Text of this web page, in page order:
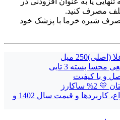
مصرف کنید.
مصرف شیره خرما با پزشک خود
میل
بسته 3 تایی
و با کیفیت
عسل طبیعی : خواص، انواع، کاربردها و قیمت سال 1402 و